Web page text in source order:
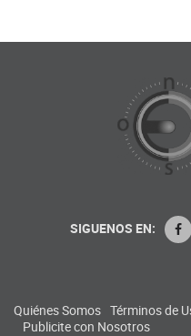
SIGUENOS EN:
Quiénes Somos Términos de
Publicite con Nosotros